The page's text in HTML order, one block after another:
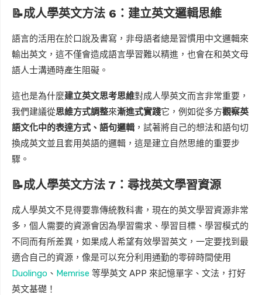
📝成人學英文方法 6：建立英文邏輯思維
語言的活用在於口說及書寫，非母語者總是習慣用中文邏輯來
輸出英文，這不僅會造成語言學習難以精進，也會在和英文母
語人士溝通時產生阻礙。
這也是為什麼建立英文思考思維對成人學英文而言非常重要，
我們建議從思維方式調整來漸進式實踐它，例如從多方觀察英
語文化中的表達方式、語句邏輯 ，試著將自己的想法和語句切
換成英文並且套用英語的邏輯，這是建立自然思維的重要步
驟。
📝成人學英文方法 7 ：尋找英文學習資源
成人學英文不見得要靠傳統教科書，現在的英文學習資源非常
多，個人需要的資源會因為學習需求、學習目標、學習模式的
不同而有所差異，如果成人希望有效學習英文，一定要找到最
適合自己的資源，像是可以充分利用通勤的零碎時間使用
Duolingo 、 Memrise 等學英文 APP 來記憶單字、文法，打好
英文基礎！